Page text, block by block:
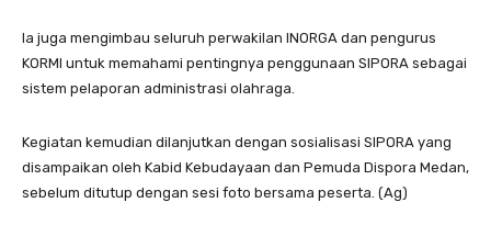
Ia juga mengimbau seluruh perwakilan INORGA dan pengurus
KORMI untuk memahami pentingnya penggunaan SIPORA sebagai
sistem pelaporan administrasi olahraga.
Kegiatan kemudian dilanjutkan dengan sosialisasi SIPORA yang
disampaikan oleh Kabid Kebudayaan dan Pemuda Dispora Medan,
sebelum ditutup dengan sesi foto bersama peserta. (Ag)